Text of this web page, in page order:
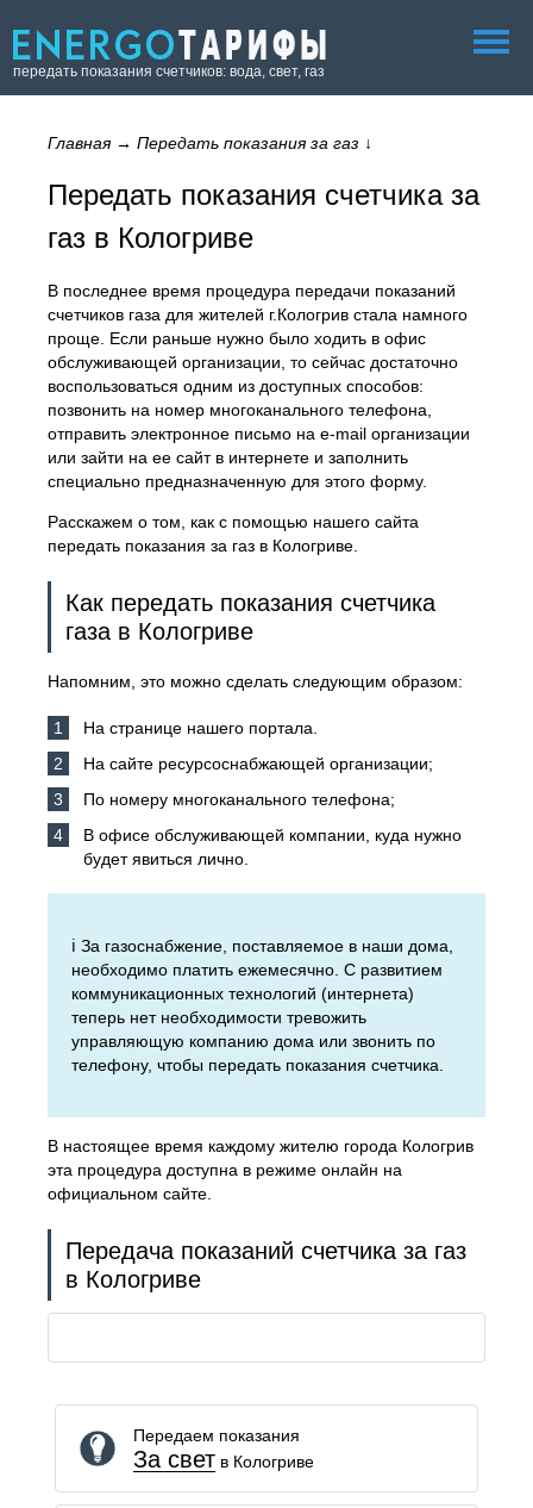
передать показания счетчиков: вода, свет, газ
Главная→ Передать показания за газ ↓
Передать показания счетчика за
газ в Кологриве
В последнее время процедура передачи показаний
счетчиков газа для жителей г.Кологрив стала намного
проще. Если раньше нужно было ходить в офис
обслуживающей организации, то сейчас достаточно
воспользоваться одним из доступных способов:
позвонить на номер многоканального телефона,
отправить электронное письмо на e-mail организации
или зайти на ее сайт в интернете и заполнить
специально предназначенную для этого форму.
Расскажем о том, как с помощью нашего сайта
передать показания за газ в Кологриве.
Как передать показания счетчика
газа в Кологриве
Напомним, это можно сделать следующим образом:
На странице нашего портала.
На сайте ресурсоснабжающей организации;
По номеру многоканального телефона;
В офисе обслуживающей компании, куда нужно
будет явиться лично.
ℹ️ За газоснабжение, поставляемое в наши дома,
необходимо платить ежемесячно. С развитием
коммуникационных технологий (интернета)
теперь нет необходимости тревожить
управляющую компанию дома или звонить по
телефону, чтобы передать показания счетчика.
В настоящее время каждому жителю города Кологрив
эта процедура доступна в режиме онлайн на
официальном сайте.
Передача показаний счетчика за газ
в Кологриве
Передаем показания
За светв Кологриве